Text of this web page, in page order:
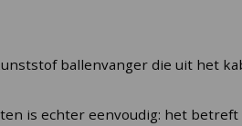
ballenvanger die uit het
is echter eenvoudig: het